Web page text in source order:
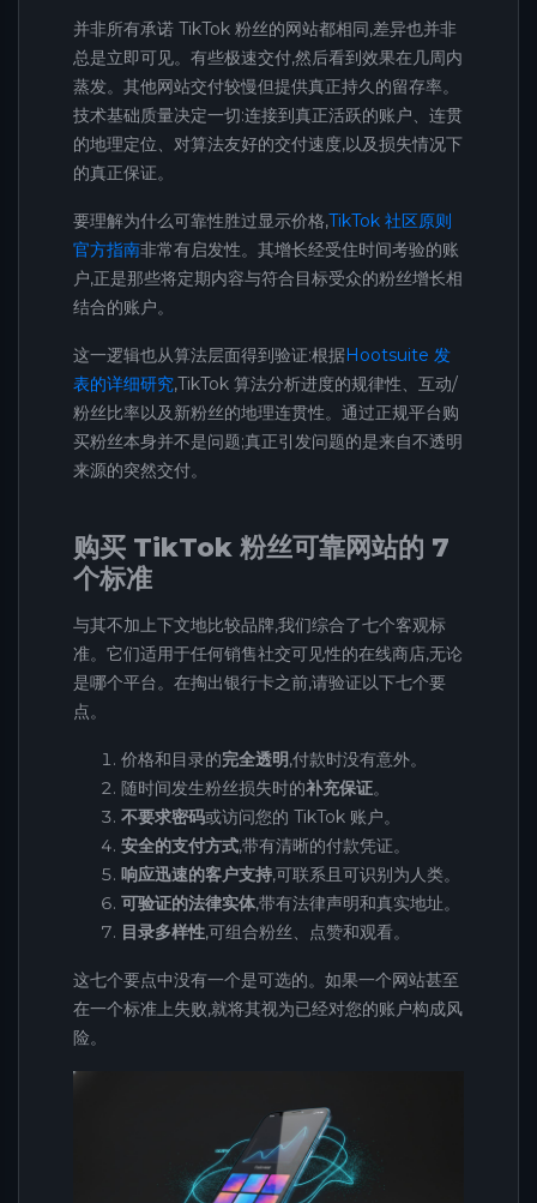
并非所有承诺 TikTok 粉丝的网站都相同,差异也并非
总是立即可见。有些极速交付,然后看到效果在几周内
蒸发。其他网站交付较慢但提供真正持久的留存率。
技术基础质量决定一切:连接到真正活跃的账户、连贯
的地理定位、对算法友好的交付速度,以及损失情况下
的真正保证。
要理解为什么可靠性胜过显示价格,TikTok 社区原则
官方指南非常有启发性。其增长经受住时间考验的账
户,正是那些将定期内容与符合目标受众的粉丝增长相
结合的账户。
这一逻辑也从算法层面得到验证:根据Hootsuite 发
表的详细研究,TikTok 算法分析进度的规律性、互动/
粉丝比率以及新粉丝的地理连贯性。通过正规平台购
买粉丝本身并不是问题;真正引发问题的是来自不透明
来源的突然交付。
购买 TikTok 粉丝可靠网站的 7
个标准
与其不加上下文地比较品牌,我们综合了七个客观标
准。它们适用于任何销售社交可见性的在线商店,无论
是哪个平台。在掏出银行卡之前,请验证以下七个要
点。
价格和目录的完全透明,付款时没有意外。
随时间发生粉丝损失时的补充保证。
不要求密码或访问您的 TikTok 账户。
安全的支付方式,带有清晰的付款凭证。
响应迅速的客户支持,可联系且可识别为人类。
可验证的法律实体,带有法律声明和真实地址。
目录多样性,可组合粉丝、点赞和观看。
这七个要点中没有一个是可选的。如果一个网站甚至
在一个标准上失败,就将其视为已经对您的账户构成风
险。